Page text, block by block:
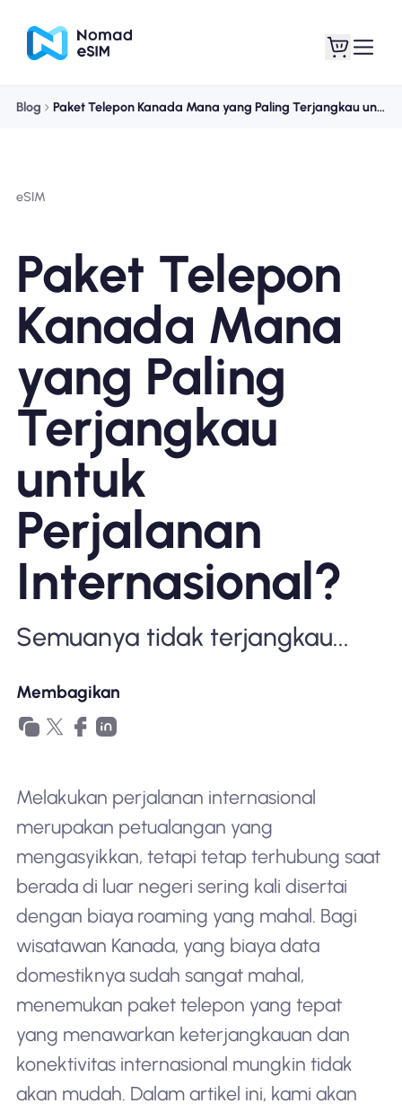
Paket Toko
Tentang eSIM
Mengapa Nomad eSIM
Menggunakan eSIM
Untuk bisnis
Blog Paket Telepon Kanada Mana yang Paling Terjangkau untuk Perjalanan Internasional?
eSIM
Paket Telepon
Kanada Mana
yang Paling
Terjangkau
untuk
Perjalanan
Internasional?
Semuanya tidak terjangkau...
Membagikan
Melakukan perjalanan internasional
merupakan petualangan yang
mengasyikkan, tetapi tetap terhubung saat
berada di luar negeri sering kali disertai
dengan biaya roaming yang mahal. Bagi
wisatawan Kanada, yang biaya data
domestiknya sudah sangat mahal,
menemukan paket telepon yang tepat
yang menawarkan keterjangkauan dan
konektivitas internasional mungkin tidak
akan mudah. Dalam artikel ini, kami akan